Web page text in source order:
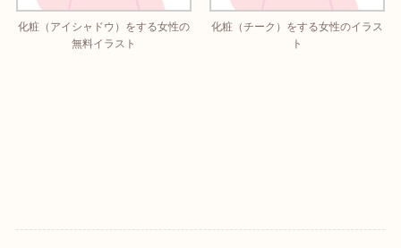
化粧（アイシャドウ）をする女性の
無料イラスト
化粧（チーク）をする女性のイラス
ト